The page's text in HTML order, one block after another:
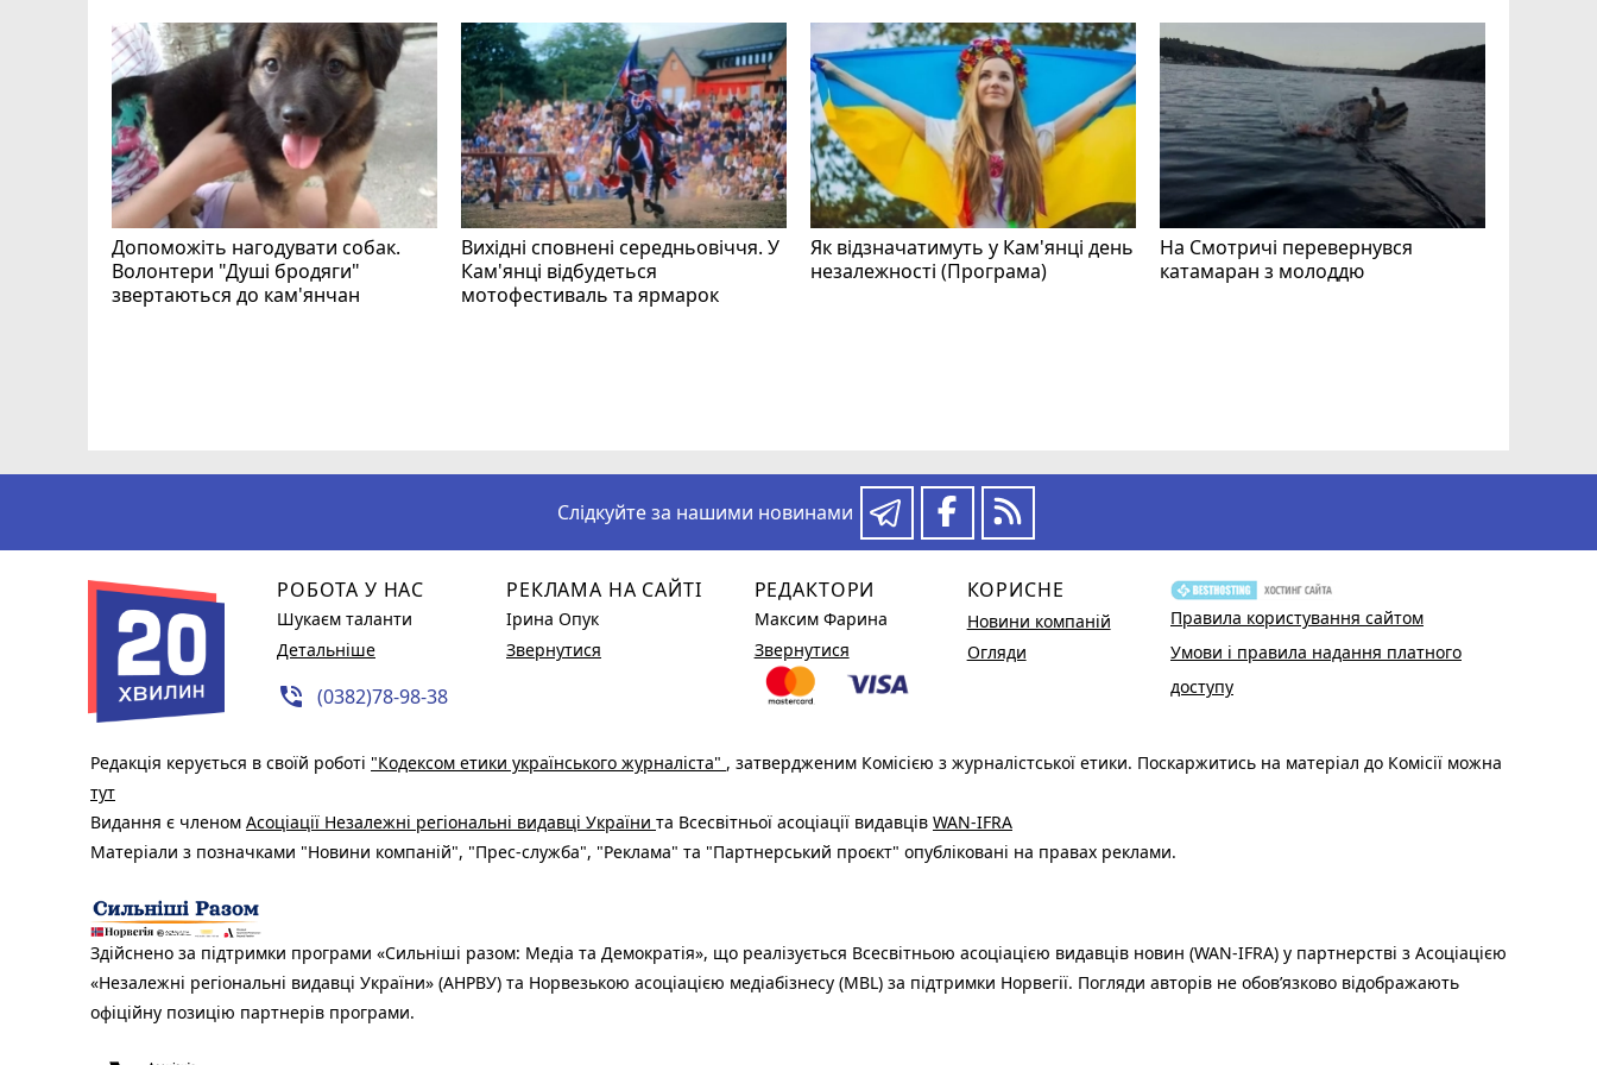
Допоможіть нагодувати собак.
Волонтери "Душі бродяги"
звертаються до кам'янчан
Вихідні сповнені середньовіччя. У
Кам'янці відбудеться
мотофестиваль та ярмарок
Як відзначатимуть у Кам'янці день
незалежності (Програма)
На Смотричі перевернувся
катамаран з молоддю
Слідкуйте за нашими новинами
РОБОТА У НАС
Шукаєм таланти
Детальніше
phone_in_talk (0382)78-98-38
РЕКЛАМА НА САЙТІ
Ірина Опук
Звернутися
РЕДАКТОРИ
Максим Фарина
Звернутися
КОРИСНЕ
Новини компаній
Огляди
Правила користування сайтом
Умови і правила надання платного
доступу
Редакція керується в своїй роботі "Кодексом етики українського журналіста" , затвердженим Комісією з журналістської етики. Поскаржитись на матеріал до Комісії можна
тут
Видання є членом Асоціації Незалежні регіональні видавці України та Всесвітньої асоціації видавців WAN-IFRA
Матеріали з позначками "Новини компаній", "Прес-служба", "Реклама" та "Партнерський проєкт" опубліковані на правах реклами.
Здійснено за підтримки програми «Сильніші разом: Медіа та Демократія», що реалізується Всесвітньою асоціацією видавців новин (WAN-IFRA) у партнерстві з Асоціацією
«Незалежні регіональні видавці України» (АНРВУ) та Норвезькою асоціацією медіабізнесу (MBL) за підтримки Норвегії. Погляди авторів не обов’язково відображають
офіційну позицію партнерів програми.